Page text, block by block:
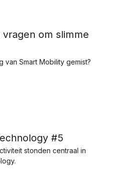
om slimme
van Smart Mobility gemist?
#5
stonden centraal in